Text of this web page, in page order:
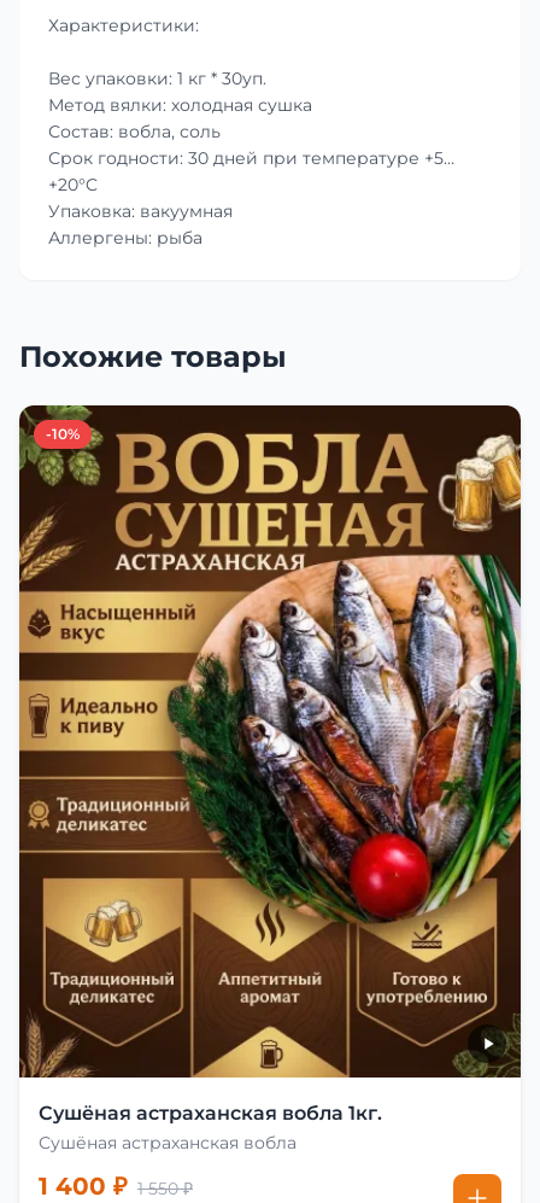
Характеристики:
Вес упаковки: 1 кг * 30уп.
Метод вялки: холодная сушка
Состав: вобла, соль
Срок годности: 30 дней при температуре +5…
+20°C
Упаковка: вакуумная
Аллергены: рыба
Похожие товары
-10%
Сушёная астраханская вобла 1кг.
Сушёная астраханская вобла
1 400 ₽ 1 550 ₽